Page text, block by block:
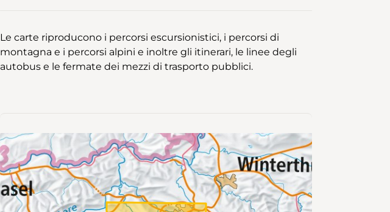
Le carte riproducono i percorsi escursionistici, i percorsi di
montagna e i percorsi alpini e inoltre gli itinerari, le linee degli
autobus e le fermate dei mezzi di trasporto pubblici.